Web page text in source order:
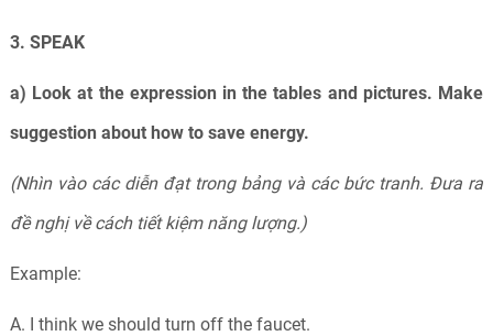
3. SPEAK
a) Look at the expression in the tables and pictures. Make
suggestion about how to save energy.
(Nhìn vào các diễn đạt trong bảng và các bức tranh. Đưa ra
đề nghị về cách tiết kiệm năng lượng.)
Example:
A. I think we should turn off the faucet.